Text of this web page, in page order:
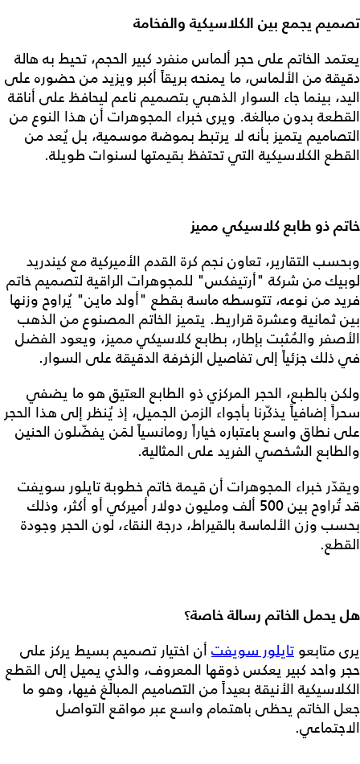
تصميم يجمع بين الكلاسيكية والفخامة
يعتمد الخاتم على حجر ألماس منفرد كبير الحجم، تحيط به هالة
دقيقة من الألماس، ما يمنحه بريقاً أكبر ويزيد من حضوره على
اليد، بينما جاء السوار الذهبي بتصميم ناعم ليحافظ على أناقة
القطعة بدون مبالغة. ويرى خبراء المجوهرات أن هذا النوع من
التصاميم يتميز بأنه لا يرتبط بموضة موسمية، بل يُعد من
القطع الكلاسيكية التي تحتفظ بقيمتها لسنوات طويلة.
خاتم ذو طابع كلاسيكي مميز
وبحسب التقارير، تعاون نجم كرة القدم الأميركية مع كيندريد
لوبيك من شركة "أرتيفكس" للمجوهرات الراقية لتصميم خاتم
فريد من نوعه، تتوسطه ماسة بقطع "أولد ماين" يُراوح وزنها
بين ثمانية وعشرة قراريط. يتميز الخاتم المصنوع من الذهب
الأصفر والمُثبت بإطار، بطابع كلاسيكي مميز، ويعود الفضل
في ذلك جزئياً إلى تفاصيل الزخرفة الدقيقة على السوار.
ولكن بالطبع، الحجر المركزي ذو الطابع العتيق هو ما يضفي
سحراً إضافياً يذكّرنا بأجواء الزمن الجميل، إذ يُنظر إلى هذا الحجر
على نطاق واسع باعتباره خياراً رومانسياً لمَن يفضّلون الحنين
والطابع الشخصي الفريد على المثالية.
ويقدّر خبراء المجوهرات أن قيمة خاتم خطوبة تايلور سويفت
قد تُراوح بين 500 ألف ومليون دولار أميركي أو أكثر، وذلك
بحسب وزن الألماسة بالقيراط، درجة النقاء، لون الحجر وجودة
القطع.
هل يحمل الخاتم رسالة خاصة؟
يرى متابعو تايلور سويفت أن اختيار تصميم بسيط يركز على
حجر واحد كبير يعكس ذوقها المعروف، والذي يميل إلى القطع
الكلاسيكية الأنيقة بعيداً من التصاميم المبالَغ فيها، وهو ما
جعل الخاتم يحظى باهتمام واسع عبر مواقع التواصل
الاجتماعي.